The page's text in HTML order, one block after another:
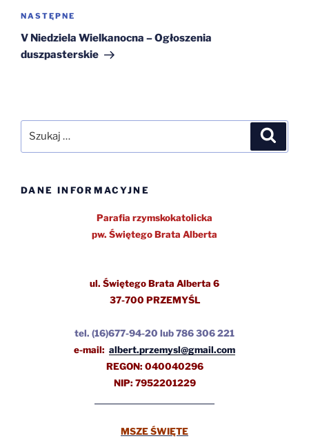
Następny
wpis
NASTĘPNE
V Niedziela Wielkanocna – Ogłoszenia
duszpasterskie
DANE INFORMACYJNE
Parafia rzymskokatolicka
pw. Świętego Brata Alberta
ul. Świętego Brata Alberta 6
37-700 PRZEMYŚL
tel. (16)677-94-20 lub 786 306 221
e-mail: albert.przemysl@gmail.com
REGON: 040040296
NIP: 7952201229
MSZE ŚWIĘTE